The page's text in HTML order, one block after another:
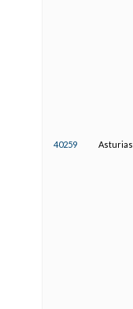
40259 Asturias